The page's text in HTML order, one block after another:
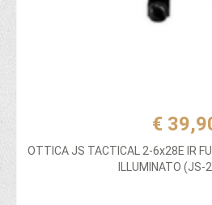
€
OTTICA JS TACTICAL 2-6x28E IR
ILLUMINATO (JS-